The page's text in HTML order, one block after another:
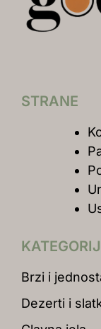
STRANE
Brzi i
Dezerti i